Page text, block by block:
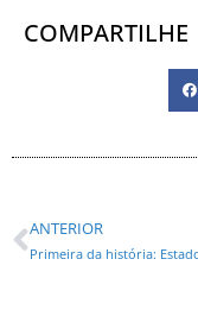
COMPARTILHE
ANTERIOR